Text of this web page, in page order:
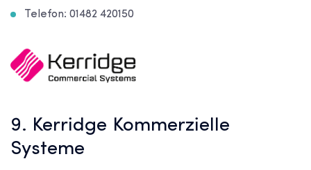
Telefon: 01482 420150
9. Kerridge Kommerzielle
Systeme